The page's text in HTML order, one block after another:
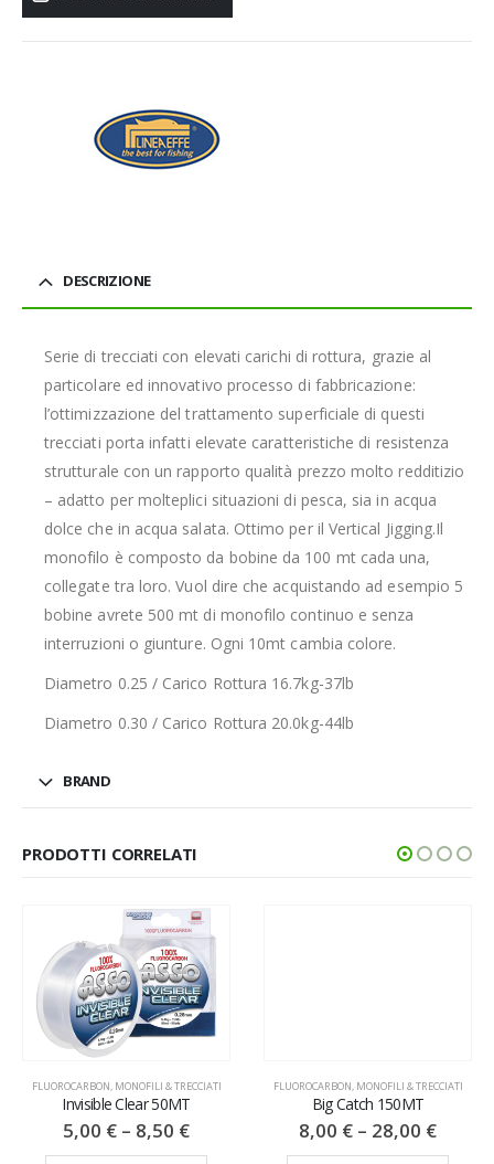
DESCRIZIONE
Serie di trecciati con elevati carichi di rottura, grazie al
particolare ed innovativo processo di fabbricazione:
l’ottimizzazione del trattamento superficiale di questi
trecciati porta infatti elevate caratteristiche di resistenza
strutturale con un rapporto qualità prezzo molto redditizio
– adatto per molteplici situazioni di pesca, sia in acqua
dolce che in acqua salata. Ottimo per il Vertical Jigging.Il
monofilo è composto da bobine da 100 mt cada una,
collegate tra loro. Vuol dire che acquistando ad esempio 5
bobine avrete 500 mt di monofilo continuo e senza
interruzioni o giunture. Ogni 10mt cambia colore.
Diametro 0.25 / Carico Rottura 16.7kg-37lb
Diametro 0.30 / Carico Rottura 20.0kg-44lb
BRAND
PRODOTTI CORRELATI
FLUOROCARBON, MONOFILI & TRECCIATI
Invisible Clear 50MT
5,00 € – 8,50 €
FLUOROCARBON, MONOFILI & TRECCIATI
Big Catch 150MT
8,00 € – 28,00 €